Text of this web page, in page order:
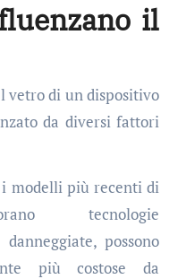
il
vetro di un dispositivo
da diversi fattori
modelli più recenti di
tecnologie
possono
più costose da